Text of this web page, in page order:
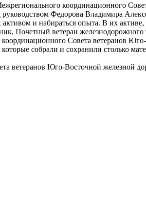
координационного
руководством Федорова Владимира
и набираться опыта. В их
Почетный ветеран
Совета ветеранов
собрали и сохранили столько
ветеранов Юго-Восточной железной